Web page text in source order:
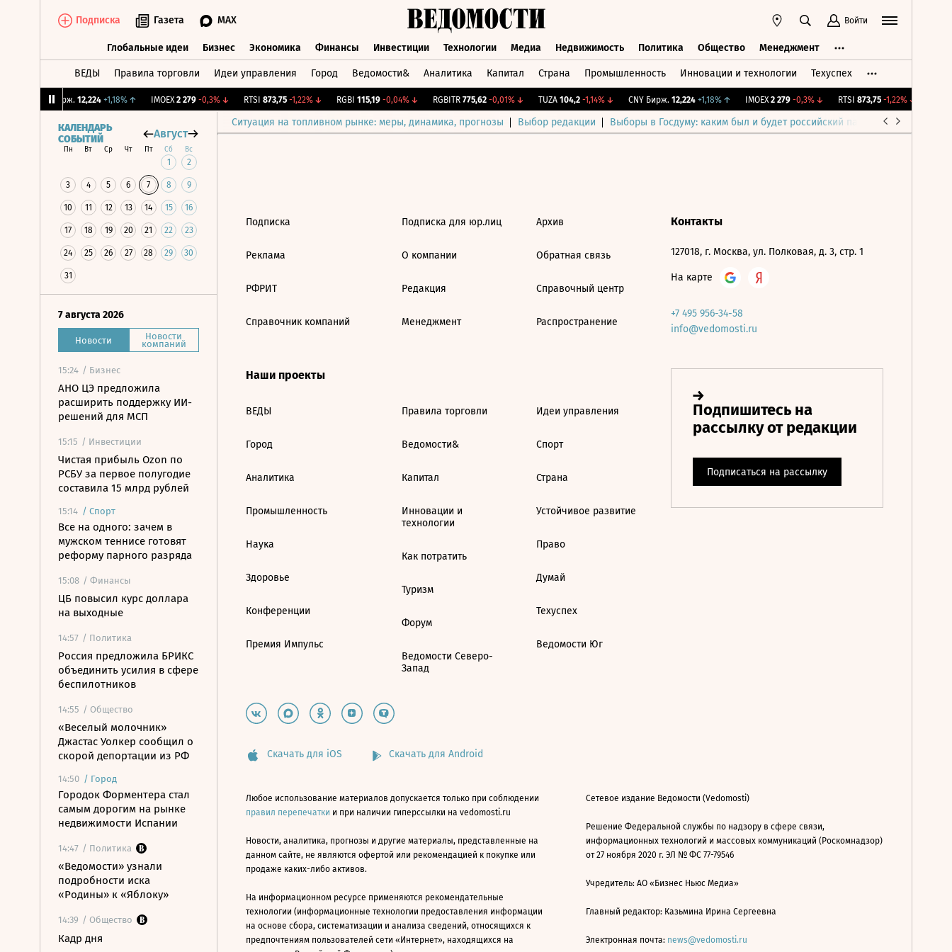
Подписка Газета MAX Войти
Глобальные идеи Бизнес Экономика Финансы Инвестиции Технологии Медиа Недвижимость Политика Общество Менеджмент
ВЕДЫ Правила торговли Идеи управления Город Ведомости& Аналитика Капитал Страна Промышленность Инновации и технологии Техуспех
CNY Бирж. 12,224 +1,18%↑ IMOEX 2 279 -0,3%↓ RTSI 873,75 -1,22%↓ RGBI 115,19 -0,04%↓ RGBITR 775,62 -0,01%↓ TUZA 104,2 -1,14%↓ CNY Бирж. 12,224 +1,18%↑ IMOEX 2 279 -0,3%↓ RTSI 873,75 -1,22%↓
Ситуация на топливном рынке: меры, динамика, прогнозы Выбор редакции Выборы в Госдуму: каким был и будет российский парламент
КАЛЕНДАРЬ
СОБЫТИЙ
Август
Пн Вт Ср Чт Пт Сб Вс
1 2
3 4 5 6 7 8 9
10 11 12 13 14 15 16
17 18 19 20 21 22 23
24 25 26 27 28 29 30
31
7 августа 2026
Новости Новости
компаний
15:24 / Бизнес
АНО ЦЭ предложила
расширить поддержку ИИ-
решений для МСП
15:15 / Инвестиции
Чистая прибыль Ozon по
РСБУ за первое полугодие
составила 15 млрд рублей
15:14 / Спорт
Все на одного: зачем в
мужском теннисе готовят
реформу парного разряда
15:08 / Финансы
ЦБ повысил курс доллара
на выходные
14:57 / Политика
Россия предложила БРИКС
объединить усилия в сфере
беспилотников
14:55 / Общество
«Веселый молочник»
Джастас Уолкер сообщил о
скорой депортации из РФ
14:50 / Город
Городок Форментера стал
самым дорогим на рынке
недвижимости Испании
14:47 / Политика
«Ведомости» узнали
подробности иска
«Родины» к «Яблоку»
14:39 / Общество
Кадр дня
Подписка
Реклама
РФРИТ
Справочник компаний
Подписка для юр.лиц
О компании
Редакция
Менеджмент
Архив
Обратная связь
Справочный центр
Распространение
Наши проекты
ВЕДЫ
Город
Аналитика
Промышленность
Наука
Здоровье
Конференции
Премия Импульс
Правила торговли
Ведомости&
Капитал
Инновации и
технологии
Как потратить
Туризм
Форум
Ведомости Северо-
Запад
Идеи управления
Спорт
Страна
Устойчивое развитие
Право
Думай
Техуспех
Ведомости Юг
Контакты
127018, г. Москва, ул. Полковая, д. 3, стр. 1
На карте
+7 495 956-34-58
info@vedomosti.ru
Скачать для iOS Скачать для Android
Любое использование материалов допускается только при соблюдении
правил перепечатки и при наличии гиперссылки на vedomosti.ru
Новости, аналитика, прогнозы и другие материалы, представленные на
данном сайте, не являются офертой или рекомендацией к покупке или
продаже каких-либо активов.
На информационном ресурсе применяются рекомендательные
технологии (информационные технологии предоставления информации
на основе сбора, систематизации и анализа сведений, относящихся к
предпочтениям пользователей сети «Интернет», находящихся на
Сетевое издание Ведомости (Vedomosti)
Решение Федеральной службы по надзору в сфере связи,
информационных технологий и массовых коммуникаций (Роскомнадзор)
от 27 ноября 2020 г. ЭЛ № ФС 77-79546
Учредитель: АО «Бизнес Ньюс Медиа»
Главный редактор: Казьмина Ирина Сергеевна
Электронная почта: news@vedomosti.ru